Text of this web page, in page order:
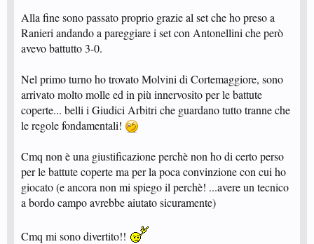
Alla fine sono passato proprio grazie al set che ho preso a
Ranieri andando a pareggiare i set con Antonellini che però
avevo battutto 3-0.
Nel primo turno ho trovato Molvini di Cortemaggiore, sono
arrivato molto molle ed in più innervosito per le battute
coperte... belli i Giudici Arbitri che guardano tutto tranne che
le regole fondamentali!
Cmq non è una giustificazione perchè non ho di certo perso
per le battute coperte ma per la poca convinzione con cui ho
giocato (e ancora non mi spiego il perchè! ...avere un tecnico
a bordo campo avrebbe aiutato sicuramente)
Cmq mi sono divertito!!